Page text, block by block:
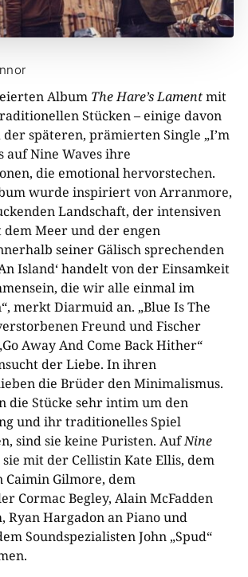
Album The Hare’s Lamentmit
Stücken – einige davon
der späteren, prämierten Single „I’m
auf Nine Waves ihre
die emotional hervorstechen.
wurde inspiriert von Arranmore,
Landschaft, der intensiven
Meer und der engen
seiner Gälisch sprechenden
Island‘ handelt von der Einsamkeit
die wir alle einmal im
merkt Diarmuid an. „Blue Is The
Freund und Fischer
Away And Come Back Hither“
der Liebe. In ihren
die Brüder den Minimalismus.
die Stücke sehr intim um den
und ihr traditionelles Spiel
sind sie keine Puristen. AufNine
mit der Cellistin Kate Ellis, dem
Caimin Gilmore, dem
Cormac Begley, Alain McFadden
Ryan Hargadon an Piano und
Soundspezialisten John „Spud“